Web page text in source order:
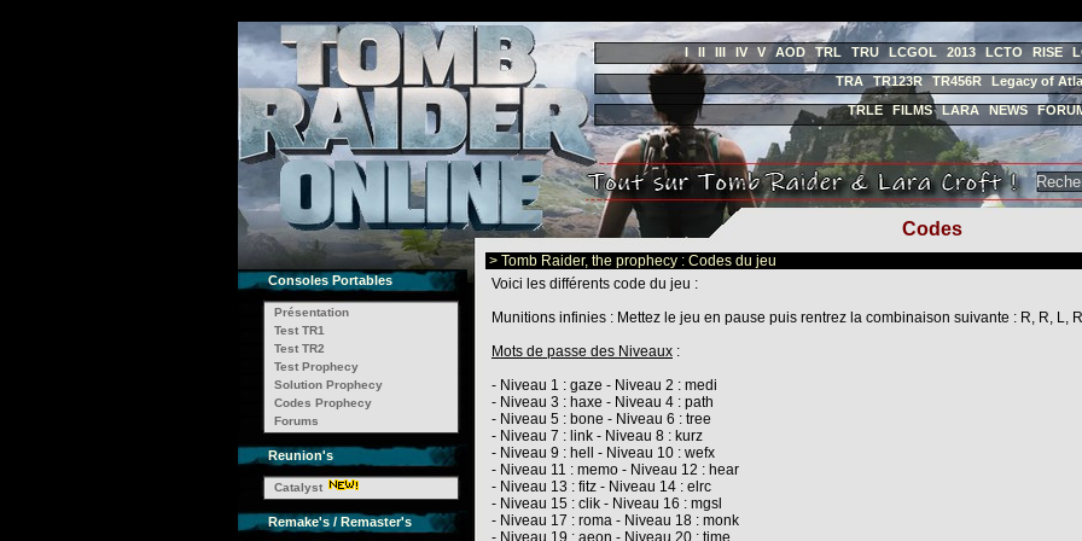
I II III IV V AOD TRL TRU LCGOL 2013 LCTO RISE
TRA
TR123R TR456R
Legacy of
TRLE
FILMS LARA NEWS
Consoles Portables
Présentation
Test TR1
Test TR2
Test Prophecy
Solution Prophecy
Codes Prophecy
Forums
Reunion's
Catalyst
Remake's / Remaster's
Codes
> Tomb Raider, the prophecy : Codes du jeu
Voici les différents code du jeu :
Munitions infinies : Mettez le jeu en pause puis rentrez la combinaison suivante : R, R, L,
Mots de passe des Niveaux :
- Niveau 1 : gaze - Niveau 2 : medi
- Niveau 3 : haxe - Niveau 4 : path
- Niveau 5 : bone - Niveau 6 : tree
- Niveau 7 : link - Niveau 8 : kurz
- Niveau 9 : hell - Niveau 10 : wefx
- Niveau 11 : memo - Niveau 12 : hear
- Niveau 13 : fitz - Niveau 14 : elrc
- Niveau 15 : clik - Niveau 16 : mgsl
- Niveau 17 : roma - Niveau 18 : monk
- Niveau 19 : aeon - Niveau 20 : time